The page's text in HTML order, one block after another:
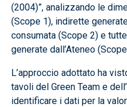
(2004)”, analizzando le
(Scope 1), indirette
consumata (Scope 2) e
generate dall’Ateneo
L’approccio adottato ha
tavoli del Green Team e
identificare i dati per la